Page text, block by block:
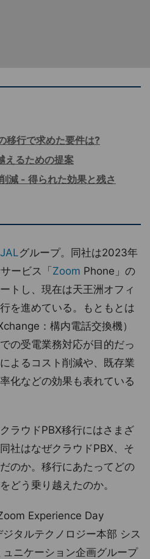
移行で求めた要件は?
えるための提案
減 - 得られた効果と残さ
JALグループ。同社は2023年
ービス「 Zoom Phone」の
トし、現在は天王洲オフィ
を進めている。もともとは
：構内電話交換機）
の受電業務対応が目的だっ
よるコスト削減や、既存業
化などの効果も表れている
ラウドPBX移行にはさまざ
社はなぜクラウドPBX、そ
のか。移行にあたってどの
どう乗り越えたのか。
Experience Day
タルテクノロジー本部 シス
ニケーション企画グループ